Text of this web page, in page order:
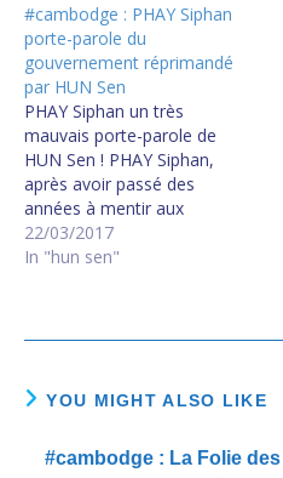
ខ្លួន ខ្លៅ​ធ្វើ​ឯង​ណាស់
ឯ​ប្រាជ្ញ​វិញ​ខ្វះ តែ​ភាព​
ក្លាហាន។ ៣. ប្រាជ្ញ​សំងំ​
សុខ ស្រុក​គេ​បំពាន
ក្លាហាន​ប្រាជ្ញ​គ្មាន ខ្លៅ​បំពាន​
ខ្លាំង ប្រាជ្ញ​អាង​ចំណេះ ខ្លៅ​អាង​
កម្លាំង ប្រាជ្ញ​មិន​តតាំង
សុខ​ត្រឹម​អាត្មា។ ៤. ប្រាជ្ញ​អើយ​
ភ្ញាក់​ឡើង ព្រម​ដោយ​ហាន
ក្លា ជួយ​ស្រង់​ខេមរា ឲ្យ​
ផុត​វឹកវរ ប្រាជ្ញ​ត្រូវ​ដឹក​ខ្លៅ ឆ្ពោះ​
អើយ​អាសូរ ដល់​ខ្មែរ​ស្រី​
ដល់​ខ្មែរ​ក្រីក្រ ដោះស្រាយ​ឲ្យ​
ឆាប់ ចំណាប់​បាន​ល្អ
ប្រាក់​ទៀត។ ៦. បើ​ប្រាជ្ញ​ភ្ញាក់
ស្ន
កំព
ទិត្
#cambodge : PHAY Siphan
porte-parole du
gouvernement réprimandé
par HUN Sen
PHAY Siphan un très
mauvais porte-parole de
HUN Sen ! PHAY Siphan,
après avoir passé des
années à mentir aux
médias, vient d'être
réprimandé par son Maître
différents ministères. En
22/03/2017
In "hun sen"
YOU MIGHT ALSO LIKE
#cambodge : La Folie